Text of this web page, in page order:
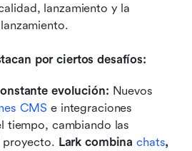
lanzamiento y la
por ciertos desafíos:
evolución: Nuevos
CMS e integraciones
tiempo, cambiando las
proyecto. Lark combina chats